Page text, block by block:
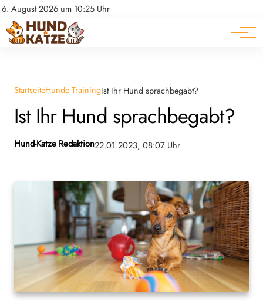
6. August 2026 um 10:25 Uhr
Datenschutz
Impressum
Pferde
Ratgeber
StartseiteHunde TrainingIst Ihr Hund sprachbegabt?
Ist Ihr Hund sprachbegabt?
Hund-Katze Redaktion22.01.2023, 08:07 Uhr